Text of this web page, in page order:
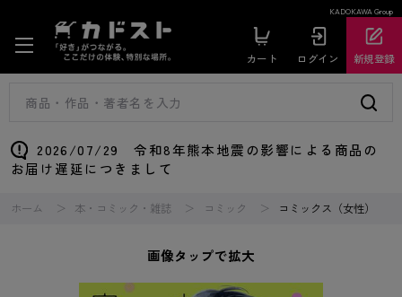
KADOKAWA Group
カート ログイン 新規登録
2026/07/29 令和8年熊本地震の影響による商品の
お届け遅延につきまして
ホーム 本・コミック・雑誌 コミック コミックス（女性）
画像タップで拡大